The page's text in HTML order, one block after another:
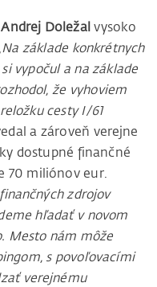
Doležal vysoko
Na základe konkrétnych
vypočul a na základe
že vyhoviem
cesty I/61
a zároveň verejne
dostupné finančné
70 miliónov eur.
zdrojov
hľadať v novom
Mesto nám môže
s povoľovacími
verejnému